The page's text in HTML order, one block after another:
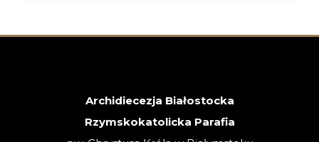
XVII
Archidiecezja Białostocka
Rzymskokatolicka Parafia